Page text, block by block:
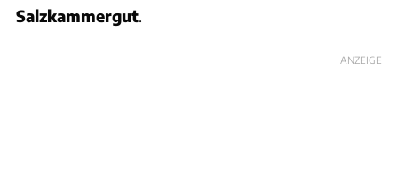
Salzkammergut.
ANZEIGE